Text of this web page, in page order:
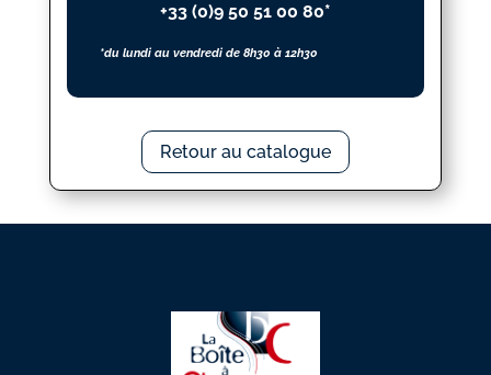
+33 (0)9 50 51 00 80*
*du lundi au vendredi de 8h30 à 12h30
Retour au catalogue